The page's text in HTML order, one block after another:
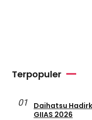
Terpopuler
01
Daihatsu Hadirkan Tiga
GIIAS 2026